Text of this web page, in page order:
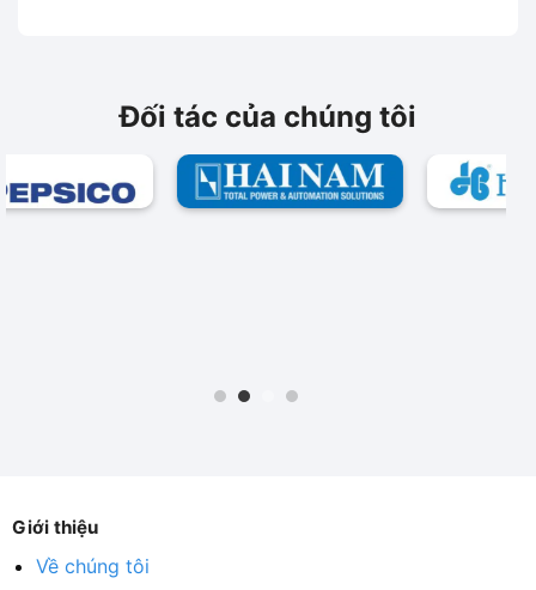
Đối tác của chúng tôi
Giới thiệu
Về chúng tôi